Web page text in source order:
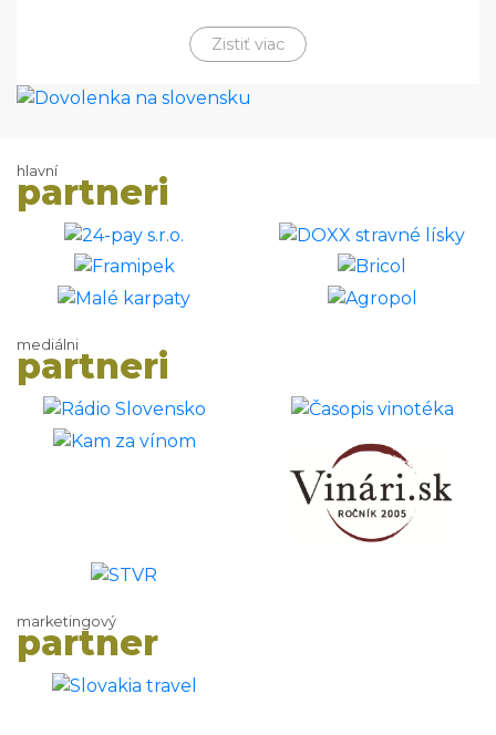
Zistiť viac
hlavní
partneri
mediálni
partneri
marketingový
partner